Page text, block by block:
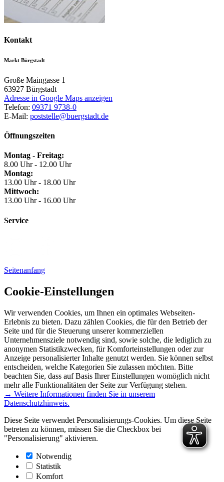
Kontakt
Markt Bürgstadt
Große Maingasse 1
63927 Bürgstadt
Adresse in Google Maps anzeigen
Telefon: 09371 9738-0
E-Mail: poststelle@buergstadt.de
Öffnungszeiten
Montag - Freitag:
8.00 Uhr - 12.00 Uhr
Montag:
13.00 Uhr - 18.00 Uhr
Mittwoch:
13.00 Uhr - 16.00 Uhr
Service
Seitenanfang
Cookie-Einstellungen
Wir verwenden Cookies, um Ihnen ein optimales Webseiten-
Erlebnis zu bieten. Dazu zählen Cookies, die für den Betrieb der
Seite und für die Steuerung unserer kommerziellen
Unternehmensziele notwendig sind, sowie solche, die lediglich zu
anonymen Statistikzwecken, für Komforteinstellungen oder zur
Anzeige personalisierter Inhalte genutzt werden. Sie können selbst
entscheiden, welche Kategorien Sie zulassen möchten. Bitte
beachten Sie, dass auf Basis Ihrer Einstellungen womöglich nicht
mehr alle Funktionalitäten der Seite zur Verfügung stehen.
→ Weitere Informationen finden Sie in unserem
Datenschutzhinweis.
Diese Seite verwendet Personalisierungs-Cookies. Um diese Seite
betreten zu können, müssen Sie die Checkbox bei
"Personalisierung" aktivieren.
Notwendig
Statistik
Komfort